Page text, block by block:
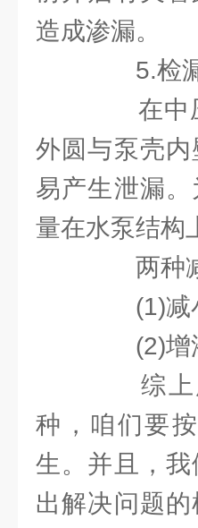
造成渗漏。
5.检漏
在中压
外圆与泵壳
易产生泄漏
量在水泵结构
两种减
(1)减小
(2)增添
综上
种，咱们要
生。并且，
出解决问题